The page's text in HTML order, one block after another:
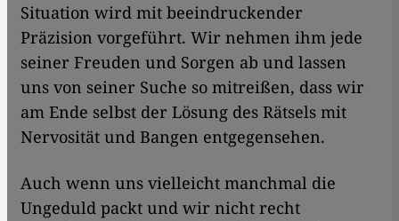
Situation wird mit beeindruckender
Präzision vorgeführt. Wir nehmen ihm jede
seiner Freuden und Sorgen ab und lassen
uns von seiner Suche so mitreißen, dass wir
am Ende selbst der Lösung des Rätsels mit
Nervosität und Bangen entgegensehen.
Auch wenn uns vielleicht manchmal die
Ungeduld packt und wir nicht recht